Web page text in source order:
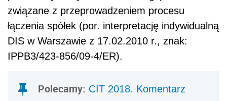
związane z przeprowadzeniem procesu
łączenia spółek (por. interpretację indywidualną
DIS w Warszawie z 17.02.2010 r., znak:
IPPB3/423-856/09-4/ER).
Polecamy: CIT 2018. Komentarz